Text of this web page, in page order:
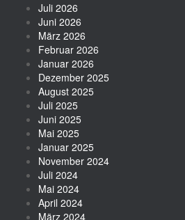
Juli 2026
Juni 2026
März 2026
Februar 2026
Januar 2026
Dezember 2025
August 2025
Juli 2025
Juni 2025
Mai 2025
Januar 2025
November 2024
Juli 2024
Mai 2024
April 2024
März 2024